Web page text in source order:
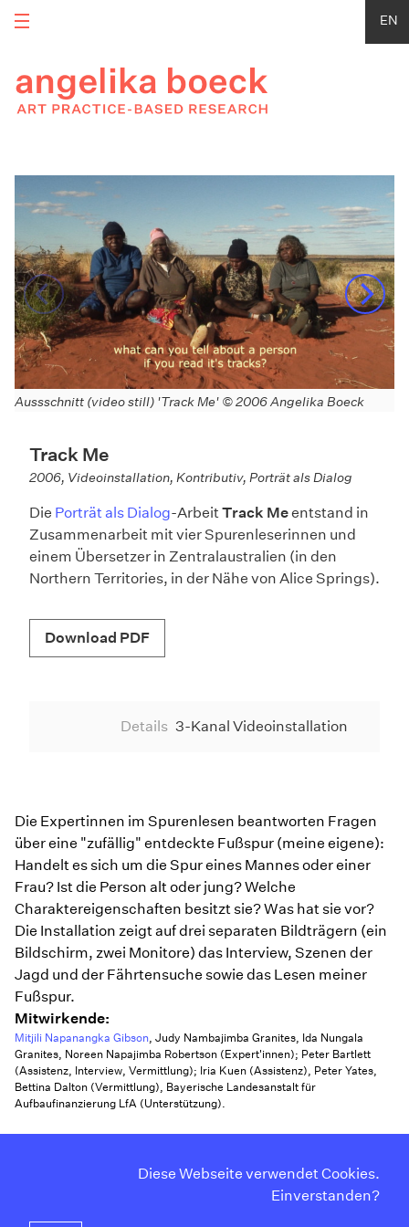
EN
Aussschnitt (video still) 'Track Me' © 2006 Angelika Boeck
Track Me
2006, Videoinstallation, Kontributiv, Porträt als Dialog
Die Porträt als Dialog-ArbeitTrack Meentstand in
Zusammenarbeit mit vier Spurenleserinnen und
einem Übersetzer in Zentralaustralien (in den
Northern Territories, in der Nähe von Alice Springs).
Download PDF
Details 3-Kanal Videoinstallation
Die Expertinnen im Spurenlesen beantworten Fragen
über eine "zufällig" entdeckte Fußspur (meine eigene):
Handelt es sich um die Spur eines Mannes oder einer
Frau? Ist die Person alt oder jung? Welche
Charaktereigenschaften besitzt sie? Was hat sie vor?
Die Installation zeigt auf drei separaten Bildträgern (ein
Bildschirm, zwei Monitore) das Interview, Szenen der
Jagd und der Fährtensuche sowie das Lesen meiner
Fußspur.
Mitwirkende:
Mitjili Napanangka Gibson, Judy Nambajimba Granites, Ida Nungala
Granites, Noreen Napajimba Robertson (Expert'innen); Peter Bartlett
(Assistenz, Interview, Vermittlung); Iria Kuen (Assistenz), Peter Yates,
Bettina Dalton (Vermittlung), Bayerische Landesanstalt für
Aufbaufinanzierung LfA (Unterstützung).
Impressum
Instagram
Facebook
Diese Webseite verwendet Cookies.
Einverstanden?